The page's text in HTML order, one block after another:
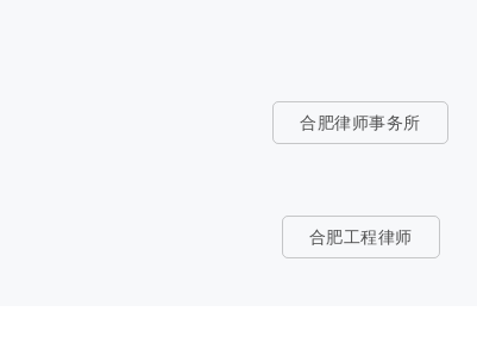
合肥律师事务所
合肥工程律师